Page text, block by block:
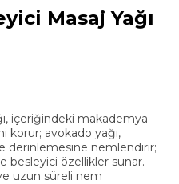
Masaj Yağı
içeriğindeki makademya
korur; avokado yağı,
derinlemesine nemlendirir;
besleyici özellikler sunar.
uzun süreli nem